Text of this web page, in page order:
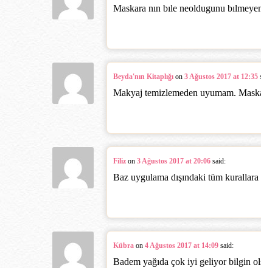
Maskara nın bıle neoldugunu
Beyda'nın Kitaplığı on 3 Ağustos 2017 at 12:35
Makyaj temizlemeden uyumam.
Filiz on 3 Ağustos 2017 at 20:06 said:
Baz uygulama dışındaki tüm
Kübra on 4 Ağustos 2017 at 14:09 said:
Badem yağıda çok iyi geliyor bilgin